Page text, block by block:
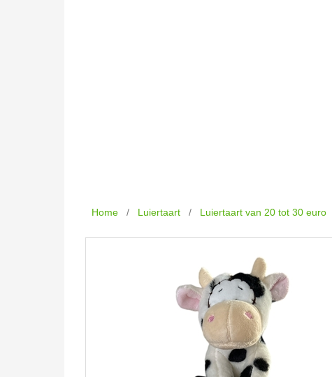
Home / Luiertaart / Luiertaart van 20 tot 30 euro